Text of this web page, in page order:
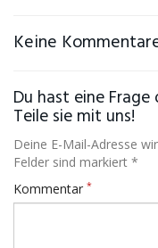
Keine
Du hast eine
Teile sie mit uns!
Deine E-Mail-Adresse
Felder sind markiert *
Kommentar *